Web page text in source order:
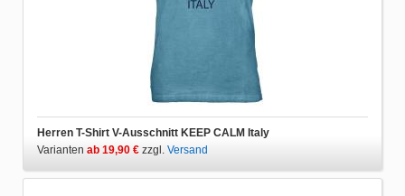
Herren T-Shirt V-Ausschnitt KEEP CALM Italy
Varianten ab 19,90 € zzgl. Versand